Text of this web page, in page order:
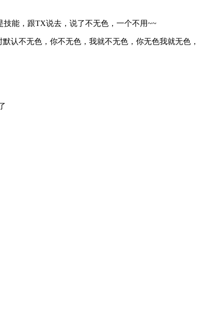
能，跟TX说去，说了不无色，一个不用~~
认不无色，你不无色，我就不无色，你无色我就无色，